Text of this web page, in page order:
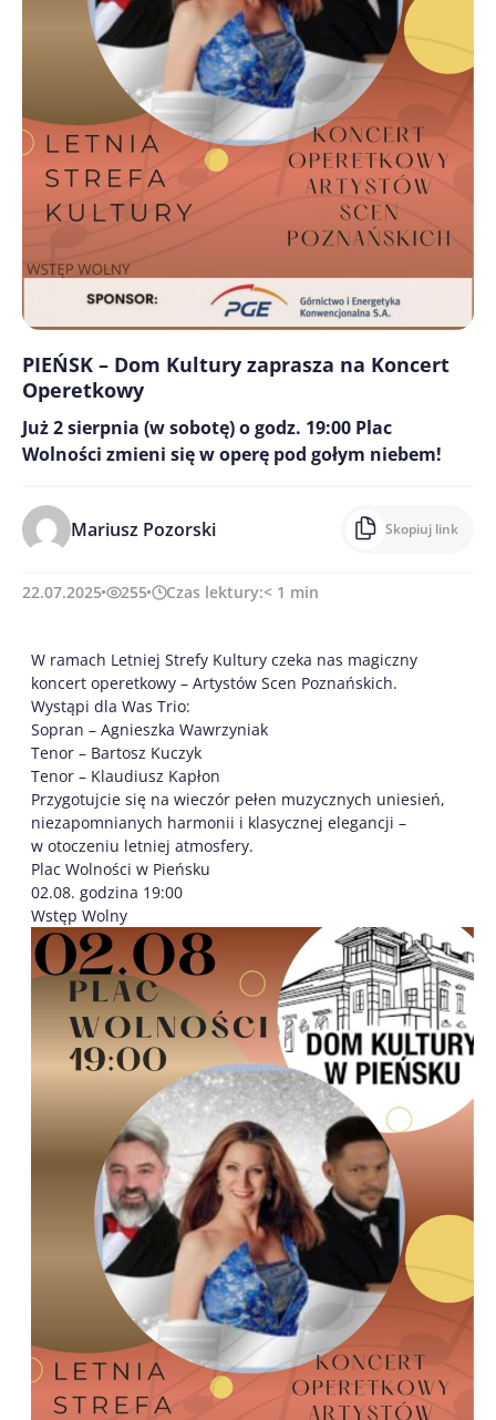
PIEŃSK – Dom Kultury zaprasza na Koncert
Operetkowy
Już 2 sierpnia (w sobotę) o godz. 19:00 Plac
Wolności zmieni się w operę pod gołym niebem!
Mariusz Pozorski Skopiuj link
22.07.2025 255 Czas lektury:< 1 min
W ramach Letniej Strefy Kultury czeka nas magiczny
koncert operetkowy – Artystów Scen Poznańskich.
Wystąpi dla Was Trio:
Sopran – Agnieszka Wawrzyniak
Tenor – Bartosz Kuczyk
Tenor – Klaudiusz Kapłon
Przygotujcie się na wieczór pełen muzycznych uniesień,
niezapomnianych harmonii i klasycznej elegancji –
w otoczeniu letniej atmosfery.
Plac Wolności w Pieńsku
02.08. godzina 19:00
Wstęp Wolny